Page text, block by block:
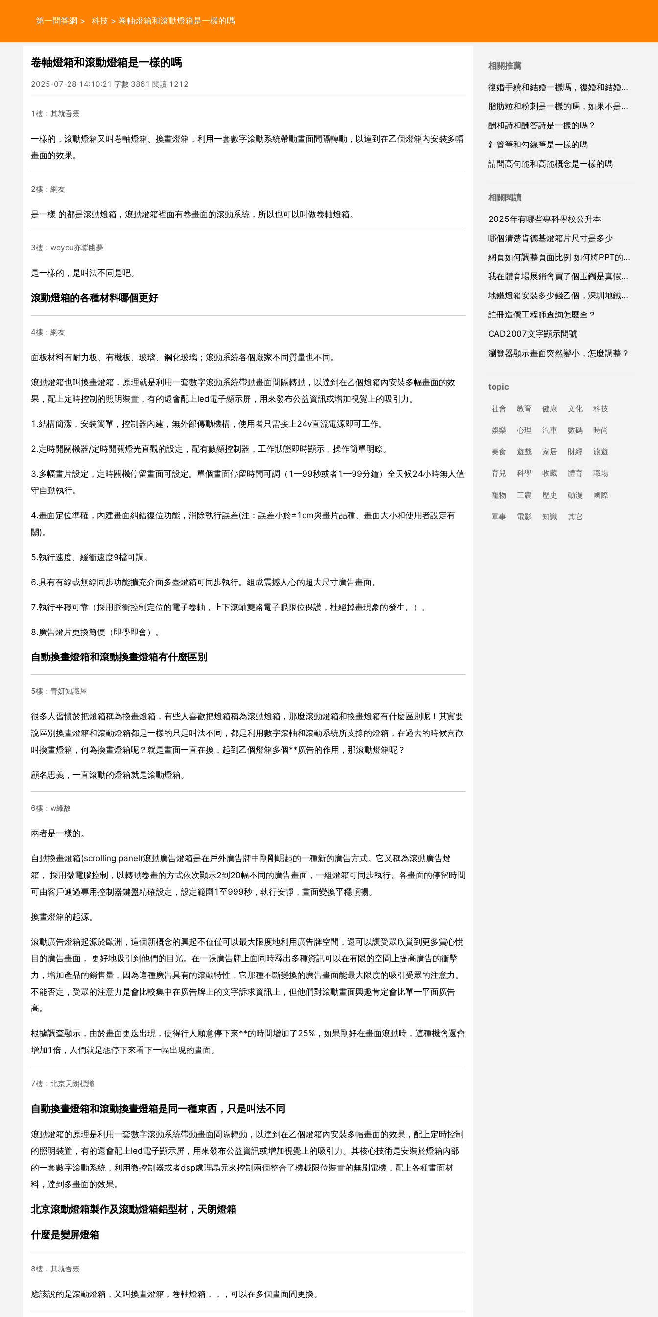
第一問答網 > 科技 > 卷軸燈箱和滾動燈箱是一樣的嗎
卷軸燈箱和滾動燈箱是一樣的嗎
2025-07-28 14:10:21 字數 3861 閱讀 1212
1樓：其就吾靈
一樣的，滾動燈箱又叫卷軸燈箱、換畫燈箱，利用一套數字滾動系統帶動畫面間隔轉動，以達到在乙個燈箱內安裝多幅
畫面的效果。
2樓：網友
是一樣 的都是滾動燈箱，滾動燈箱裡面有卷畫面的滾動系統，所以也可以叫做卷軸燈箱。
3樓：woyou亦聯幽夢
是一樣的，是叫法不同是吧。
滾動燈箱的各種材料哪個更好
4樓：網友
面板材料有耐力板、有機板、玻璃、鋼化玻璃；滾動系統各個廠家不同質量也不同。
滾動燈箱也叫換畫燈箱，原理就是利用一套數字滾動系統帶動畫面間隔轉動，以達到在乙個燈箱內安裝多幅畫面的效
果，配上定時控制的照明裝置，有的還會配上led電子顯示屏，用來發布公益資訊或增加視覺上的吸引力。
1.結構簡潔，安裝簡單，控制器內建，無外部傳動機構，使用者只需接上24v直流電源即可工作。
2.定時開關機器/定時開關燈光直觀的設定，配有數顯控制器，工作狀態即時顯示，操作簡單明瞭。
3.多幅畫片設定，定時關機停留畫面可設定。單個畫面停留時間可調（1—99秒或者1—99分鐘）全天候24小時無人值
守自動執行。
4.畫面定位準確，內建畫面糾錯復位功能，消除執行誤差(注：誤差小於±1cm與畫片品種、畫面大小和使用者設定有
關)。
5.執行速度、緩衝速度9檔可調。
6.具有有線或無線同步功能擴充介面多臺燈箱可同步執行。組成震撼人心的超大尺寸廣告畫面。
7.執行平穩可靠（採用脈衝控制定位的電子卷軸，上下滾軸雙路電子眼限位保護，杜絕掉畫現象的發生。）。
8.廣告燈片更換簡便（即學即會）。
自動換畫燈箱和滾動換畫燈箱有什麼區別
5樓：青妍知識屋
很多人習慣於把燈箱稱為換畫燈箱，有些人喜歡把燈箱稱為滾動燈箱，那麼滾動燈箱和換畫燈箱有什麼區別呢！其實要
說區別換畫燈箱和滾動燈箱都是一樣的只是叫法不同，都是利用數字滾軸和滾動系統所支撐的燈箱，在過去的時候喜歡
叫換畫燈箱，何為換畫燈箱呢？就是畫面一直在換，起到乙個燈箱多個**廣告的作用，那滾動燈箱呢？
顧名思義，一直滾動的燈箱就是滾動燈箱。
6樓：w緣故
兩者是一樣的。
自動換畫燈箱(scrolling panel)滾動廣告燈箱是在戶外廣告牌中剛剛崛起的一種新的廣告方式。它又稱為滾動廣告燈
箱， 採用微電腦控制，以轉動卷畫的方式依次顯示2到20幅不同的廣告畫面，一組燈箱可同步執行。各畫面的停留時間
可由客戶通過專用控制器鍵盤精確設定，設定範圍1至999秒，執行安靜，畫面變換平穩順暢。
換畫燈箱的起源。
滾動廣告燈箱起源於歐洲，這個新概念的興起不僅僅可以最大限度地利用廣告牌空間，還可以讓受眾欣賞到更多賞心悅
目的廣告畫面， 更好地吸引到他們的目光。在一張廣告牌上面同時釋出多種資訊可以在有限的空間上提高廣告的衝擊
力，增加產品的銷售量，因為這種廣告具有的滾動特性，它那種不斷變換的廣告畫面能最大限度的吸引受眾的注意力。
不能否定，受眾的注意力是會比較集中在廣告牌上的文字訴求資訊上，但他們對滾動畫面興趣肯定會比單一平面廣告
高。
根據調查顯示，由於畫面更迭出現，使得行人願意停下來**的時間增加了25%，如果剛好在畫面滾動時，這種機會還會
增加1倍，人們就是想停下來看下一幅出現的畫面。
7樓：北京天朗標識
自動換畫燈箱和滾動換畫燈箱是同一種東西，只是叫法不同
滾動燈箱的原理是利用一套數字滾動系統帶動畫面間隔轉動，以達到在乙個燈箱內安裝多幅畫面的效果，配上定時控制
的照明裝置，有的還會配上led電子顯示屏，用來發布公益資訊或增加視覺上的吸引力。其核心技術是安裝於燈箱內部
的一套數字滾動系統，利用微控制器或者dsp處理晶元來控制兩個整合了機械限位裝置的無刷電機，配上各種畫面材
料，達到多畫面的效果。
北京滾動燈箱製作及滾動燈箱鋁型材，天朗燈箱
什麼是變屏燈箱
8樓：其就吾靈
應該說的是滾動燈箱，又叫換畫燈箱，卷軸燈箱，，，可以在多個畫面間更換。
相關推薦
復婚手續和結婚一樣嗎，復婚和結婚的手續一樣嗎
脂肪粒和粉刺是一樣的嗎，如果不是一樣它們有什麼不同的區別
酬和詩和酬答詩是一樣的嗎？
針管筆和勾線筆是一樣的嗎
請問高句麗和高麗概念是一樣的嗎
相關閱讀
2025年有哪些專科學校公升本
哪個清楚肯德基燈箱片尺寸是多少
網頁如何調整頁面比例 如何將PPT的頁面設定為16 9的長寬比例？
我在體育場展銷會買了個玉鐲是真假呢？
地鐵燈箱安裝多少錢乙個，深圳地鐵廣告一塊燈箱乙個月要多少錢？
註冊造價工程師查詢怎麼查？
CAD2007文字顯示問號
瀏覽器顯示畫面突然變小，怎麼調整？
topic
社會 教育 健康 文化 科技
娛樂 心理 汽車 數碼 時尚
美食 遊戲 家居 財經 旅遊
育兒 科學 收藏 體育 職場
寵物 三農 歷史 動漫 國際
軍事 電影 知識 其它